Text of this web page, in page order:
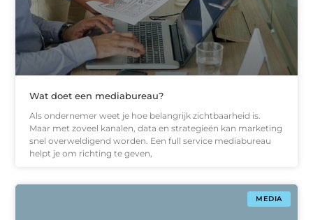
Wat doet een mediabureau?
Als ondernemer weet je hoe belangrijk zichtbaarheid is.
Maar met zoveel kanalen, data en strategieën kan marketing
snel overweldigend worden. Een full service mediabureau
helpt je om richting te geven,
MEDIA